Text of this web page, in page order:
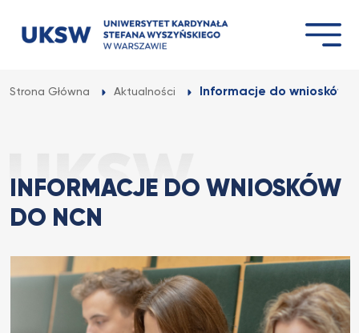
Strona Główna Aktualności Informacje do wniosków
INFORMACJE DO WNIOSKÓW
DO NCN